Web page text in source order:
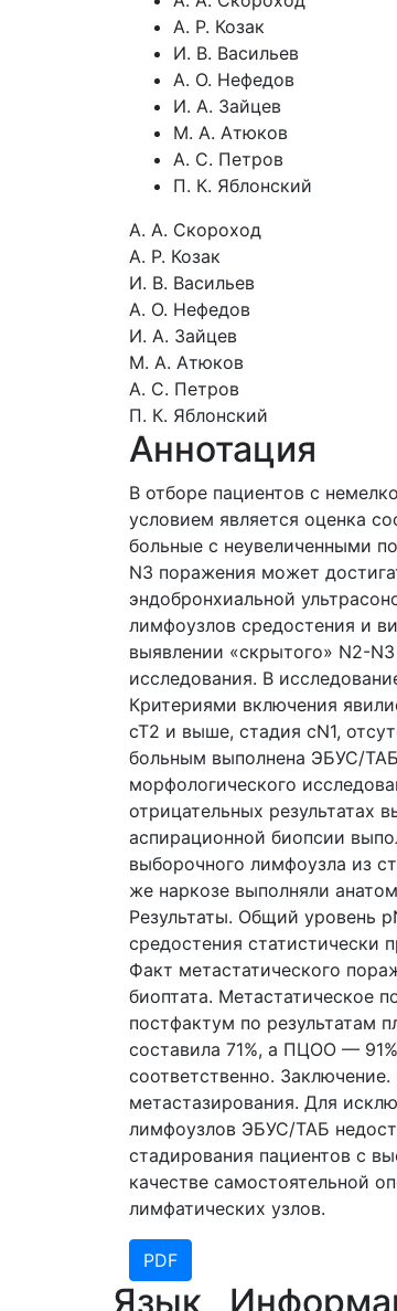
А. Р. Козак
И. В. Васильев
А. О. Нефедов
И. А. Зайцев
М. А. Атюков
А. С. Петров
П. К. Яблонский
А. А. Скороход
А. Р. Козак
И. В. Васильев
А. О. Нефедов
И. А. Зайцев
М. А. Атюков
А. С. Петров
П. К. Яблонский
Аннотация
В отборе пациентов с
условием является оценка
больные с неувеличенными
N3 поражения может
эндобронхиальной
лимфоузлов средостения и
выявлении «скрытого» N2-
исследования. В
Критериями включения
cT2 и выше, стадия cN1,
больным выполнена ЭБУС/
морфологического
отрицательных результатах
аспирационной биопсии
выборочного лимфоузла из
же наркозе выполняли
Результаты. Общий уровень
средостения статистически
Факт метастатического
биоптата. Метастатическое
постфактум по результатам
составила 71%, а ПЦОО —
соответственно.
метастазирования. Для
лимфоузлов ЭБУС/ТАБ
стадирования пациентов с
качестве самостоятельной
лимфатических узлов.
PDF
Язык